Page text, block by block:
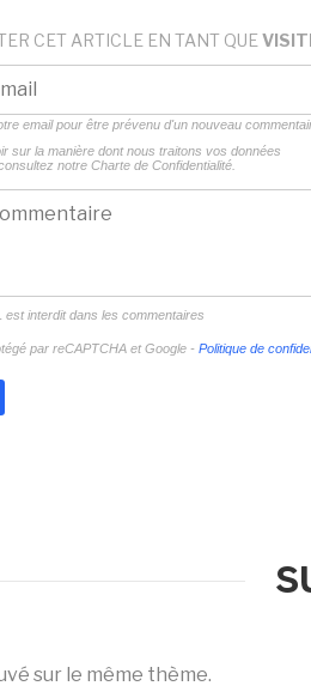
CET ARTICLE EN TANT QUE
email pour être prévenu d'un nouveau
sur la manière dont nous traitons vos données
notre Charte de Confidentialité.
est interdit dans les commentaires
par reCAPTCHA et Google - Politique de
sur le même thème.